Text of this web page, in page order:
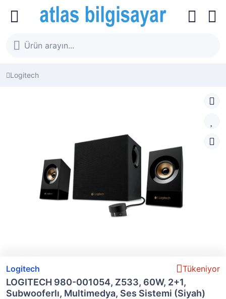
Logitech
Logitech Tükeniyor
LOGITECH 980-001054, Z533, 60W, 2+1,
Subwooferlı, Multimedya, Ses Sistemi (Siyah)